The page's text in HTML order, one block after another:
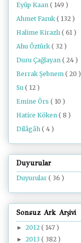
Eyüp Kaan ( 149 )
Ahmet Faruk ( 132 )
Halime Kirazlı ( 61 )
Ahu Öztürk ( 32 )
Duru Çağlayan ( 24 )
Berrak Şebnem ( 20 )
Su ( 12 )
Emine Örs ( 10 )
Hatice Köken ( 8 )
Dilâgâh ( 4 )
Duyurular
Duyurular ( 36 )
Sonsuz Ark Arşivi
► 2012 ( 147 )
► 2013 ( 382 )